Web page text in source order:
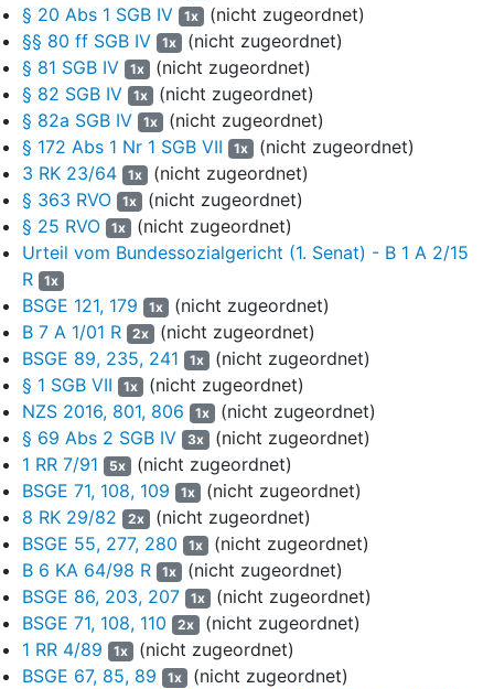
Beschaffung von Dienstfahrzeugen - in einem funktionellen
Zusammenhang mit der zu erfüllenden Aufgabe stünden.
Zudem habe das LSG § 69 Abs 2 SGB IV verletzt, indem es
den reisekostenrechtlichen Erstattungssatz von 0,35 Euro je
Kilometer als verbindlichen Maßstab angesehen und zur
Bestimmung der Wirtschaftlichkeit ausschließlich die
dienstliche Laufzeit zugrunde gelegt habe.
6
Die Klägerin beantragt,
das Urteil des Landessozialgerichts Baden-Württemberg
vom 29. Juni 2021 und den Bescheid des Beklagten vom 28.
Juli 2020 aufzuheben.
7
Der Beklagte, der dem angefochtenen Urteil beipflichtet,
beantragt,
die Revision der Klägerin zurückzuweisen.
Entscheidungsgründe
8 Die zulässige Revision der Klägerin ist begründet
Abs 2 Satz 1 SGG ) . Das LSG hat die zulässige
Aufsichtsklage § 54 Abs 3 SGG)zu Unrecht abgewiesen. Die
Anordnungen der Aufsichtsbehörde im Verpflichtungsbescheid
vom 28.7.2020 sind rechtswidrig und deshalb vollumfänglich
aufzuheben. Zwar liegt hinsichtlich der personenbezogenen
Fahrzeuge eine Rechtsverletzung der Klägerin vor, die
Aufsichtsmaßnahme leidet insoweit allerdings unter
Ermessensfehlern. Hinsichtlich der Pool-Fahrzeuge ist bereits
kein Rechtsverstoß der Klägerin ersichtlich.
§ 20 Abs 1 SGB IV
1x (nicht zugeordnet)
§§ 80 ff SGB IV
1x (nicht zugeordnet)
§ 81 SGB IV
1x (nicht zugeordnet)
§ 82 SGB IV
1x (nicht zugeordnet)
§ 82a SGB IV
1x (nicht zugeordnet)
§ 172 Abs 1 Nr 1 SGB VII
1x (nicht zugeordnet)
3 RK 23/64
1x (nicht zugeordnet)
§ 363 RVO
1x (nicht zugeordnet)
§ 25 RVO
1x (nicht zugeordnet)
Urteil vom Bundessozialgericht (1. Senat) - B 1 A 2/15
R
1x
BSGE 121, 179 1x (nicht zugeordnet)
B 7 A 1/01 R
2x (nicht zugeordnet)
BSGE 89, 235, 241
1x (nicht zugeordnet)
§ 1 SGB VII
1x (nicht zugeordnet)
NZS 2016, 801, 806
1x (nicht zugeordnet)
§ 69 Abs 2 SGB IV
3x (nicht zugeordnet)
1 RR 7/91
5x (nicht zugeordnet)
BSGE 71, 108, 109
1x (nicht zugeordnet)
8 RK 29/82
2x (nicht zugeordnet)
BSGE 55, 277, 280
1x (nicht zugeordnet)
B 6 KA 64/98 R
1x (nicht zugeordnet)
BSGE 86, 203, 207
1x (nicht zugeordnet)
BSGE 71, 108, 110
2x (nicht zugeordnet)
1 RR 4/89
1x (nicht zugeordnet)
BSGE 67, 85, 89
1x (nicht zugeordnet)